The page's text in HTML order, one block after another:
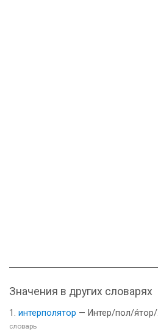
Значения в других словарях
интерполятор — Интер/пол/я́тор/.
словарь